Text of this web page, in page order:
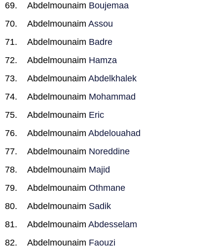
Abdelmounaim Boujemaa
Abdelmounaim Assou
Abdelmounaim Badre
Abdelmounaim Hamza
Abdelmounaim Abdelkhalek
Abdelmounaim Mohammad
Abdelmounaim Eric
Abdelmounaim Abdelouahad
Abdelmounaim Noreddine
Abdelmounaim Majid
Abdelmounaim Othmane
Abdelmounaim Sadik
Abdelmounaim Abdesselam
Abdelmounaim Faouzi